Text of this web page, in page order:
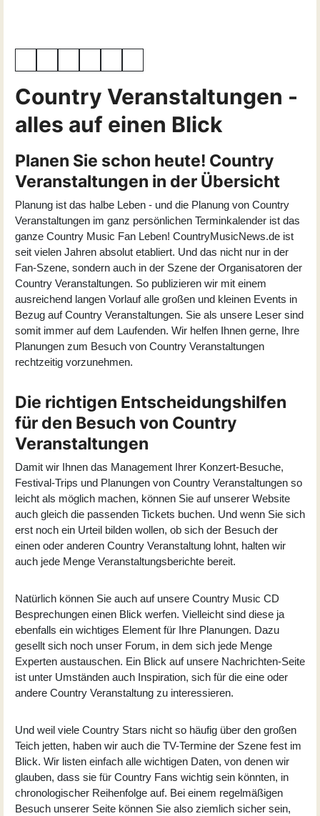
Country Veranstaltungen -
alles auf einen Blick
Planen Sie schon heute! Country
Veranstaltungen in der Übersicht
Planung ist das halbe Leben - und die Planung von Country
Veranstaltungen im ganz persönlichen Terminkalender ist das
ganze Country Music Fan Leben! CountryMusicNews.de ist
seit vielen Jahren absolut etabliert. Und das nicht nur in der
Fan-Szene, sondern auch in der Szene der Organisatoren der
Country Veranstaltungen. So publizieren wir mit einem
ausreichend langen Vorlauf alle großen und kleinen Events in
Bezug auf Country Veranstaltungen. Sie als unsere Leser sind
somit immer auf dem Laufenden. Wir helfen Ihnen gerne, Ihre
Planungen zum Besuch von Country Veranstaltungen
rechtzeitig vorzunehmen.
Die richtigen Entscheidungshilfen
für den Besuch von Country
Veranstaltungen
Damit wir Ihnen das Management Ihrer Konzert-Besuche,
Festival-Trips und Planungen von Country Veranstaltungen so
leicht als möglich machen, können Sie auf unserer Website
auch gleich die passenden Tickets buchen. Und wenn Sie sich
erst noch ein Urteil bilden wollen, ob sich der Besuch der
einen oder anderen Country Veranstaltung lohnt, halten wir
auch jede Menge Veranstaltungsberichte bereit.
Natürlich können Sie auch auf unsere Country Music CD
Besprechungen einen Blick werfen. Vielleicht sind diese ja
ebenfalls ein wichtiges Element für Ihre Planungen. Dazu
gesellt sich noch unser Forum, in dem sich jede Menge
Experten austauschen. Ein Blick auf unsere Nachrichten-Seite
ist unter Umständen auch Inspiration, sich für die eine oder
andere Country Veranstaltung zu interessieren.
Und weil viele Country Stars nicht so häufig über den großen
Teich jetten, haben wir auch die TV-Termine der Szene fest im
Blick. Wir listen einfach alle wichtigen Daten, von denen wir
glauben, dass sie für Country Fans wichtig sein könnten, in
chronologischer Reihenfolge auf. Bei einem regelmäßigen
Besuch unserer Seite können Sie also ziemlich sicher sein,